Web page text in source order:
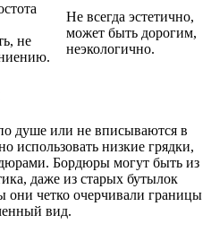
не
Не всегда эстетично,
может быть дорогим,
неэкологично.
душе или не вписываются в
использовать низкие грядки,
Бордюры могут быть из
даже из старых бутылок
они четко очерчивали границы
вид.